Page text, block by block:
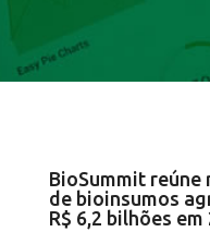
BioSummit
de bioinsumos
R$ 6,2 bilhões em